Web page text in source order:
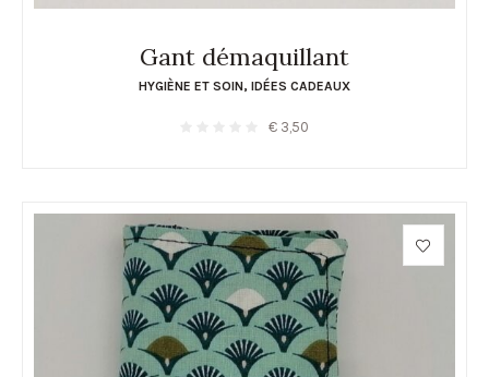
Gant démaquillant
HYGIÈNE ET SOIN, IDÉES CADEAUX
€ 3,50